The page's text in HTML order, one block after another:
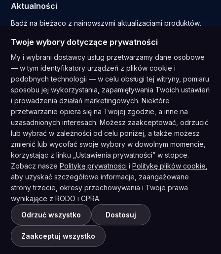
Aktualności
Bądź na bieżąco z najnowszymi aktualizacjami produktów,
Twojej skrzynki odbiorczej.
Subskrybuj
Zapisując się, wyrażasz zgodę na nasząPolitykę prywatności
wyrażasz zgodę na otrzymywanie aktualizacji od naszych firma.
Zgodny z RODO
Zgodny z CPRA
Polityka prywatności·Warunki korzystania z usługi
Nie sprzedawaj moich informacji
© 2026 Unidatum Integrated Products Limited. Wszelkie
prawa zastrzeżone.
Twoje wybory dotyczące prywatności
My i wybrani dostawcy usług przetwarzamy dane osobowe
— w tym identyfikatory urządzeń z plików cookie i
podobnych technologii — w celu obsługi tej witryny, pomiaru
sposobu jej wykorzystania, zapamiętywania Twoich ustawień
i prowadzenia działań marketingowych. Niektóre
przetwarzanie opiera się na Twojej zgodzie, a inne na
uzasadnionych interesach. Możesz zaakceptować, odrzucić
lub wybrać w zależności od celu poniżej, a także możesz
zmienić lub wycofać swoje wybory w dowolnym momencie,
korzystając z linku „Ustawienia prywatności” w stopce.
Zobacz naszePolitykę prywatności iPolitykę plików cookie
aby uzyskać szczegółowe informacje, zaangażowane
strony trzecie, okresy przechowywania i Twoje prawa
wynikające z RODO i CPRA.
Odrzuć wszystko
Dostosuj
Zaakceptuj wszystko